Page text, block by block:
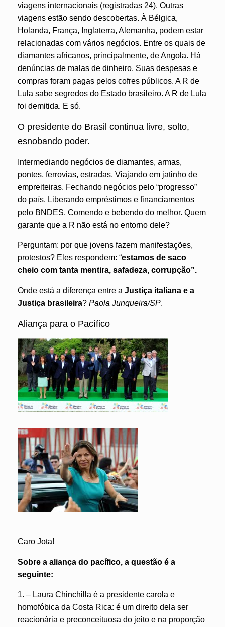
viagens internacionais (registradas 24). Outras
viagens estão sendo descobertas. À Bélgica,
Holanda, França, Inglaterra, Alemanha, podem estar
relacionadas com vários negócios. Entre os quais de
diamantes africanos, principalmente, de Angola. Há
denúncias de malas de dinheiro. Suas despesas e
compras foram pagas pelos cofres públicos. A R de
Lula sabe segredos do Estado brasileiro. A R de Lula
foi demitida. E só.
O presidente do Brasil continua livre, solto,
esnobando poder.
Intermediando negócios de diamantes, armas,
pontes, ferrovias, estradas. Viajando em jatinho de
empreiteiras. Fechando negócios pelo “progresso”
do país. Liberando empréstimos e financiamentos
pelo BNDES. Comendo e bebendo do melhor. Quem
garante que a R não está no entorno dele?
Perguntam: por que jovens fazem manifestações,
protestos? Eles respondem: “estamos de saco
cheio com tanta mentira, safadeza, corrupção”.
Onde está a diferença entre a Justiça italiana e a
Justiça brasileira? Paola Junqueira/SP.
Aliança para o Pacífico
Caro Jota!
Sobre a aliança do pacífico, a questão é a
seguinte:
1. – Laura Chinchilla é a presidente carola e
homofóbica da Costa Rica: é um direito dela ser
reacionária e preconceituosa do jeito e na proporção